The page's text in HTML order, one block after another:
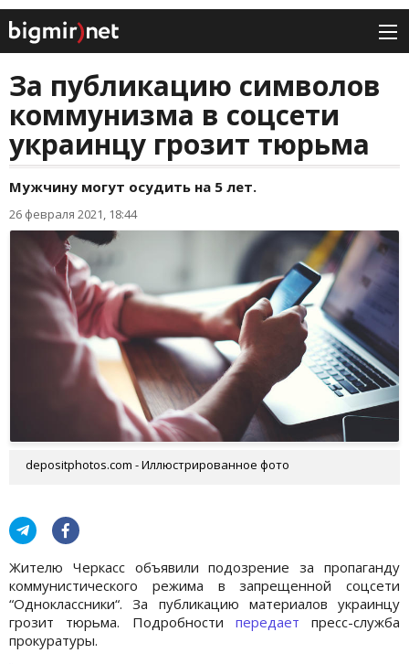
За публикацию символов
коммунизма в соцсети
украинцу грозит тюрьма
Мужчину могут осудить на 5 лет.
26 февраля 2021, 18:44
depositphotos.com - Иллюстрированное фото
Жителю Черкасс объявили подозрение за пропаганду
коммунистического режима в запрещенной соцсети
“Одноклассники“. За публикацию материалов украинцу
грозит тюрьма. Подробности передает пресс-служба
прокуратуры.